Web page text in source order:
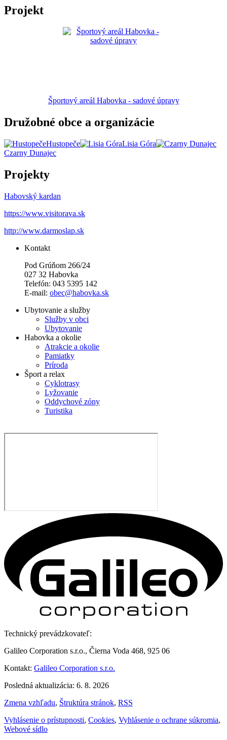
Projekt
Športový areál Habovka - sadové úpravy
Družobné obce a organizácie
Hustopeče
Lisia Góra
Czarny Dunajec
Projekty
Habovský kardan
https://www.visitorava.sk
http://www.darmoslap.sk
Kontakt
Pod Grúňom 266/24
027 32 Habovka
Telefón: 043 5395 142
E-mail: obec@habovka.sk
Ubytovanie a služby
Služby v obci
Ubytovanie
Habovka a okolie
Atrakcie a okolie
Pamiatky
Príroda
Šport a relax
Cyklotrasy
Lyžovanie
Oddychové zóny
Turistika
Technický prevádzkovateľ:
Galileo Corporation s.r.o., Čierna Voda 468, 925 06
Kontakt: Galileo Corporation s.r.o.
Posledná aktualizácia: 6. 8. 2026
Zmena vzhľadu, Štruktúra stránok, RSS
Vyhlásenie o prístupnosti, Cookies, Vyhlásenie o ochrane súkromia,
Webové sídlo